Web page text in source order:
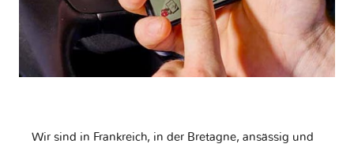
Wir sind in Frankreich, in der Bretagne, ansässig und